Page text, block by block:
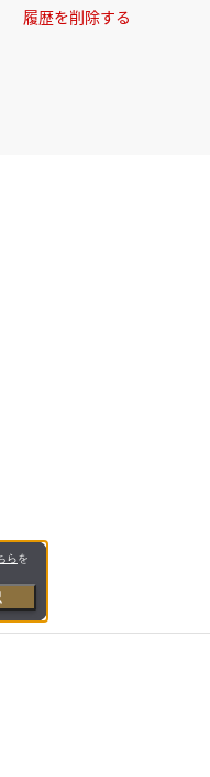
履歴を削除する
らを